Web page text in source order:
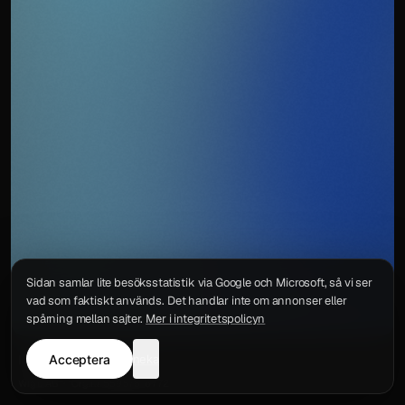
IntegritetspolicyKontakt
Sidan samlar lite besöksstatistik via Google och Microsoft, så vi ser
vad som faktiskt används. Det handlar inte om annonser eller
spårning mellan sajter. Mer i integritetspolicyn
Acceptera neka